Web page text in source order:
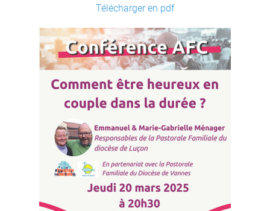
Télécharger en pdf